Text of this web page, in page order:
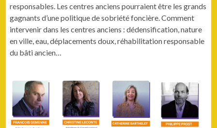
responsables. Les centres anciens pourraient être les grands
gagnants d’une politique de sobriété foncière. Comment
intervenir dans les centres anciens : dédensification, nature
en ville, eau, déplacements doux, réhabilitation responsable
du bâti ancien…